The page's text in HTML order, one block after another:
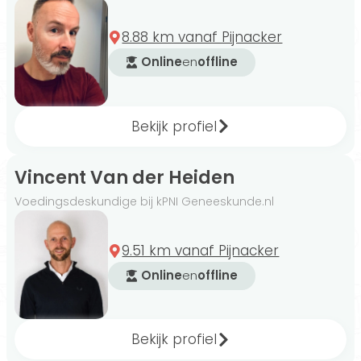
natuurvoedingskundige, klinische psycho-
neuro-immunologie, leefstijlcoach - mét BLCN
accreditatie, coaching en cultureel
maatschappelijke vorming (evc).
voor voedingsdeskundigen. Kijk daarom goed
of de deskundige eenerkende opleiding tot
voedingsdeskundige
Voedingsschema's op
maat
8.88 km vanaf Pijnacker
Onlineenoffline
Bekijk profiel
Vincent Van der Heiden
Voedingsdeskundige bij kPNI Geneeskunde.nl
9.51 km vanaf Pijnacker
Onlineenoffline
Bekijk profiel